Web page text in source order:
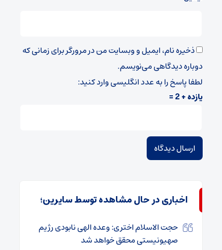
ذخیره نام، ایمیل و وبسایت من در مرورگر برای زمانی که
دوباره دیدگاهی می‌نویسم.
لطفا پاسخ را به عدد انگلیسی وارد کنید:
یازده + 2 =
اخباری در حال مشاهده توسط سایرین؛
حجت الاسلام اختری: وعده الهی نابودی رژیم
صهیونیستی محقق خواهد شد